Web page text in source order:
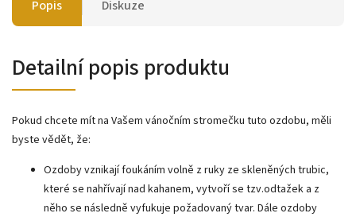
Popis Diskuze
Detailní popis produktu
Pokud chcete mít na Vašem vánočním stromečku tuto ozdobu, měli
byste vědět, že:
Ozdoby vznikají foukáním volně z ruky ze skleněných trubic,
které se nahřívají nad kahanem, vytvoří se tzv.odtažek a z
něho se následně vyfukuje požadovaný tvar. Dále ozdoby